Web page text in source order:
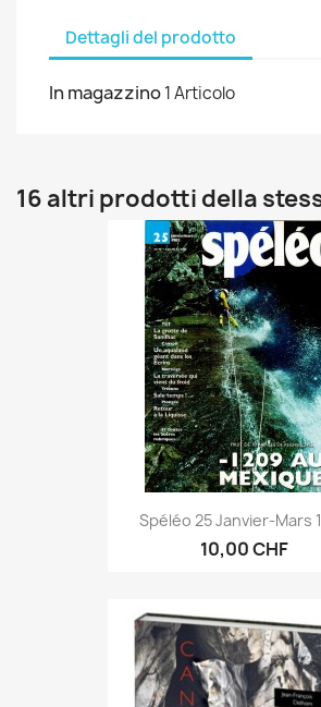
Dettagli del prodotto
In magazzino1 Articolo
16 altri prodotti della
Spéléo 25 Janvier-Mars
10,00 CHF